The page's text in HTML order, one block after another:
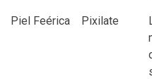
Piel Feérica Pixilate